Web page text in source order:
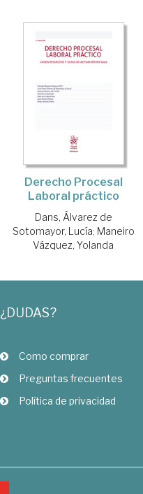
Derecho Procesal
Laboral práctico
Dans, Álvarez de
Sotomayor, Lucía; Maneiro
Vázquez, Yolanda
¿DUDAS?
Como comprar
Preguntas frecuentes
Política de privacidad